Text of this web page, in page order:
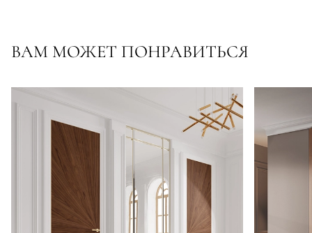
ВАМ МОЖЕТ ПОНРАВИТЬСЯ